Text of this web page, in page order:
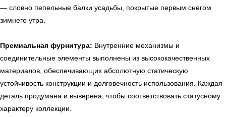
— словно пепельные балки усадьбы, покрытые первым снегом
зимнего утра.
Премиальная фурнитура: Внутренние механизмы и
соединительные элементы выполнены из высококачественных
материалов, обеспечивающих абсолютную статическую
устойчивость конструкции и долговечность использования. Каждая
деталь продумана и выверена, чтобы соответствовать статусному
характеру коллекции.
Оплата и доставка
+7 (958) 202-41-41
+7 (499) 916-60-66
+7 (932) 021-99-97
+7 (499) 916-60-10,
Sales@skyliving.ru
Ежедневно, с 10:00 до 21:00